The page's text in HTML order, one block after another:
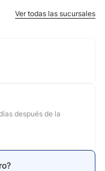
Ver todas las sucursales
después de la